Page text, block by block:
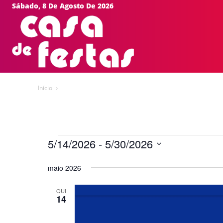
Sábado, 8 De Agosto De 2026
Início
Eventos
5/14/2026 - 5/30/2026
a
maio 2026
QUI
14